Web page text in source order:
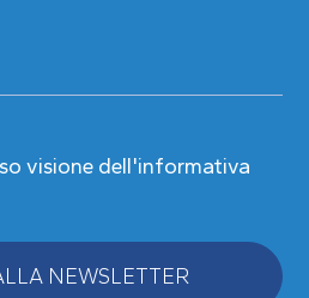
visione dell'informativa
NEWSLETTER